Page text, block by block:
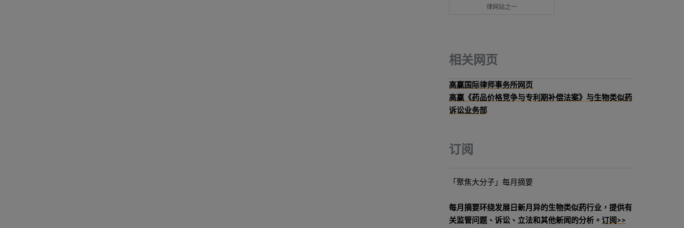
律网站之一
相关网页
高赢国际律师事务所网页
高赢《药品价格竞争与专利期补偿法案》与生物类似药
诉讼业务部
订阅
「聚焦大分子」每月摘要
每月摘要环绕发展日新月异的生物类似药行业，提供有
关监管问题、诉讼、立法和其他新闻的分析。 订阅>>